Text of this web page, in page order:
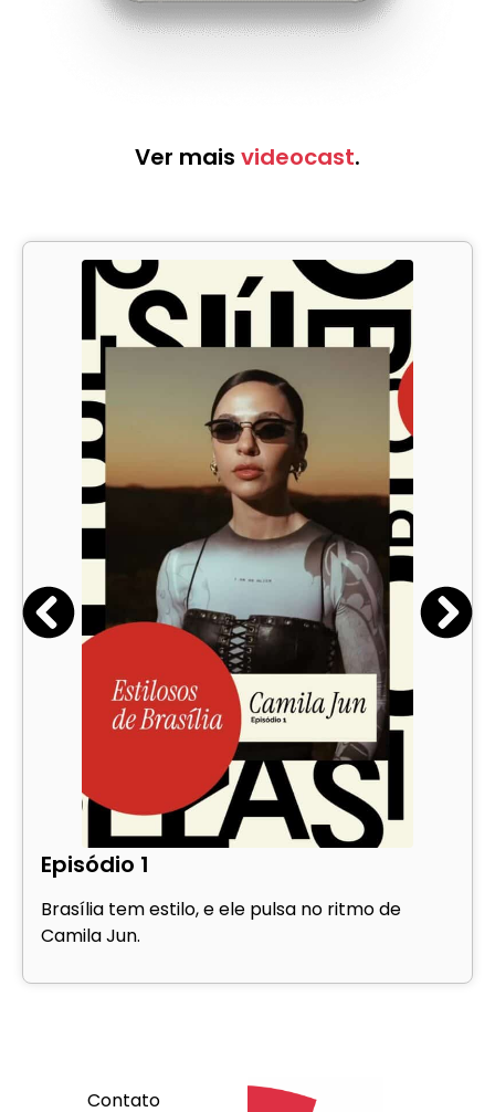
Ver mais videocast.
Episódio 1
Brasília tem estilo, e ele pulsa no ritmo de
Camila Jun.
Contato